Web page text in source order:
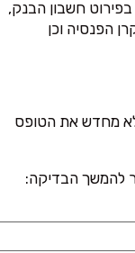
חשבון הבנק,
הפנסיה וכן
מחדש את הטופס
להמשך הבדיקה: